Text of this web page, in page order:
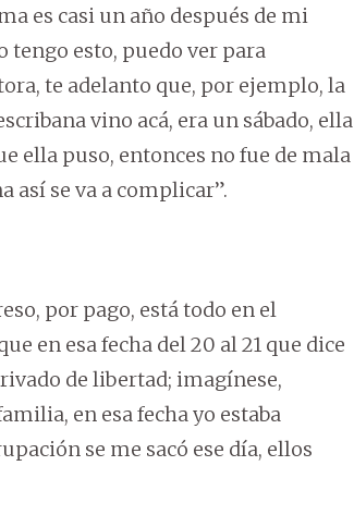
es casi un año después de mi
tengo esto, puedo ver para
te adelanto que, por ejemplo, la
vino acá, era un sábado, ella
ella puso, entonces no fue de mala
así se va a complicar”.
por pago, está todo en el
en esa fecha del 20 al 21 que dice
de libertad; imagínese,
en esa fecha yo estaba
se me sacó ese día, ellos